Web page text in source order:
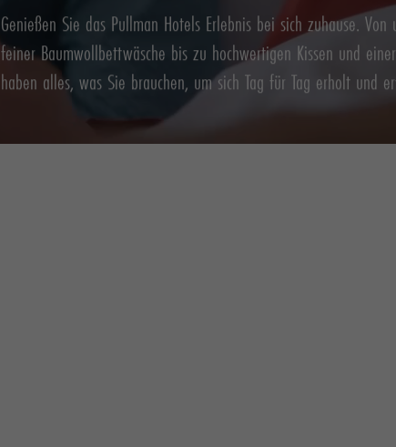
Genießen Sie das Pullman Hotels Erlebnis bei sich zuhause.
feiner Baumwollbettwäsche bis zu hochwertigen Kissen und
haben alles, was Sie brauchen, um sich Tag für Tag erholt und